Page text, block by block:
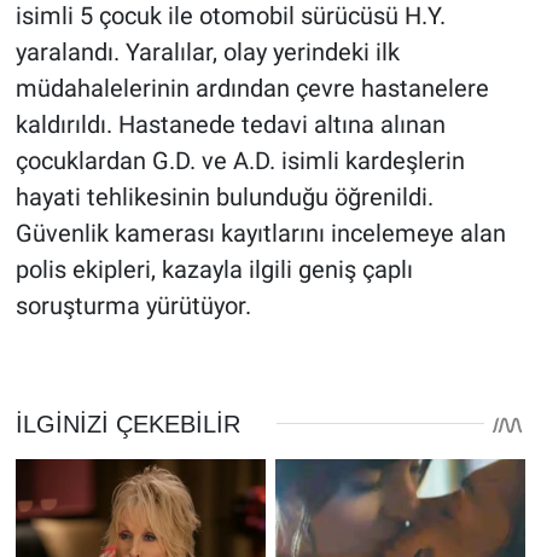
isimli 5 çocuk ile otomobil sürücüsü H.Y.
yaralandı. Yaralılar, olay yerindeki ilk
müdahalelerinin ardından çevre hastanelere
kaldırıldı. Hastanede tedavi altına alınan
çocuklardan G.D. ve A.D. isimli kardeşlerin
hayati tehlikesinin bulunduğu öğrenildi.
Güvenlik kamerası kayıtlarını incelemeye alan
polis ekipleri, kazayla ilgili geniş çaplı
soruşturma yürütüyor.